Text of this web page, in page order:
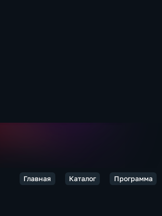
Главная Каталог Программа